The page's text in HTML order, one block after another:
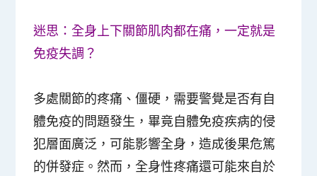
迷思：全身上下關節肌肉都在痛，一定就是
免疫失調？
多處關節的疼痛、僵硬，需要警覺是否有自
體免疫的問題發生，畢竟自體免疫疾病的侵
犯層面廣泛，可能影響全身，造成後果危篤
的併發症。然而，全身性疼痛還可能來自於